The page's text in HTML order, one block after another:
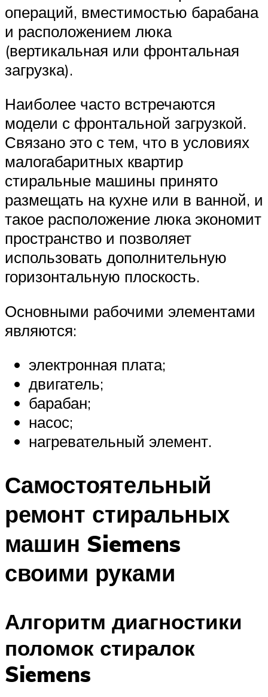
операций, вместимостью барабана
и расположением люка
(вертикальная или фронтальная
загрузка).
Наиболее часто встречаются
модели с фронтальной загрузкой.
Связано это с тем, что в условиях
малогабаритных квартир
стиральные машины принято
размещать на кухне или в ванной, и
такое расположение люка экономит
пространство и позволяет
использовать дополнительную
горизонтальную плоскость.
Основными рабочими элементами
являются:
электронная плата;
двигатель;
барабан;
насос;
нагревательный элемент.
Самостоятельный
ремонт стиральных
машин Siemens
своими руками
Алгоритм диагностики
поломок стиралок
Siemens